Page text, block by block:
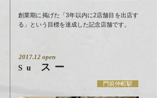
創業期に掲げた「3年以内に2店舗目を出店す
る」という目標を達成した記念店舗です。
2017.12 open
Su スー
門前仲町駅